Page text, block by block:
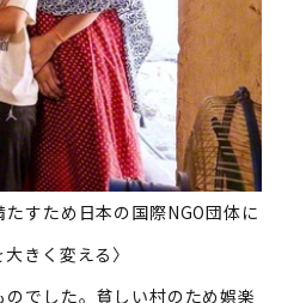
すため日本の国際NGO団体に
きく変える〉
でした。貧しい村のため娯楽